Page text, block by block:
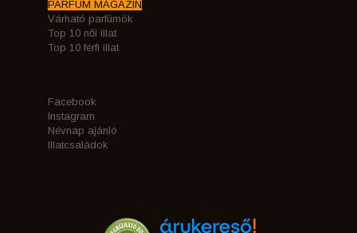
PARFÜM MAGAZIN
Várható parfümök
Top 10 női illat
Top 10 férfi illat
Facebook
Instagram
Névnap ajánló
Illatcsaládok